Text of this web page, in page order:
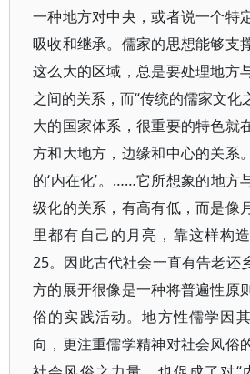
一种地方对中央，或者说一个特
吸收和继承。儒家的思想能够支
这么大的区域，总是要处理地方
之间的关系，而“传统的儒家文化
大的国家体系，很重要的特色就
方和大地方，边缘和中心的关系
的‘内在化’。……它所想象的地方
级化的关系，有高有低，而是像
里都有自己的月亮，靠这样构
25。因此古代社会一直有告老还
方的展开很像是一种将普遍性原
俗的实践活动。地方性儒学因
向，更注重儒学精神对社会风俗